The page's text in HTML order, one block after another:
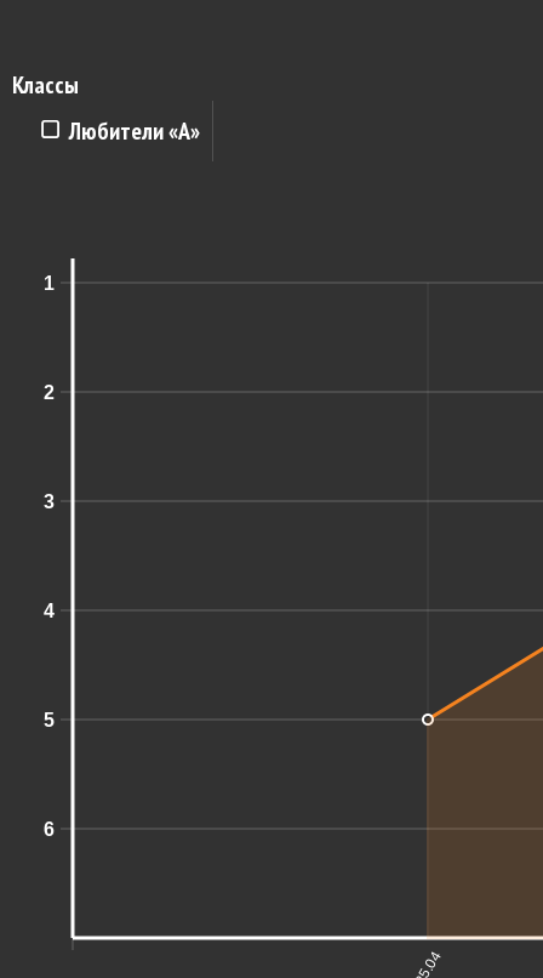
Классы
Любители «A»
1
2
3
4
5
6
25.04